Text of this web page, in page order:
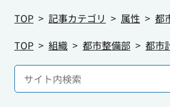
TOP
記事カテゴリ 属性
都
TOP
組織 都市整備部 都市